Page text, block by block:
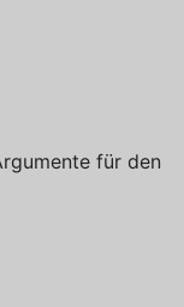
für den